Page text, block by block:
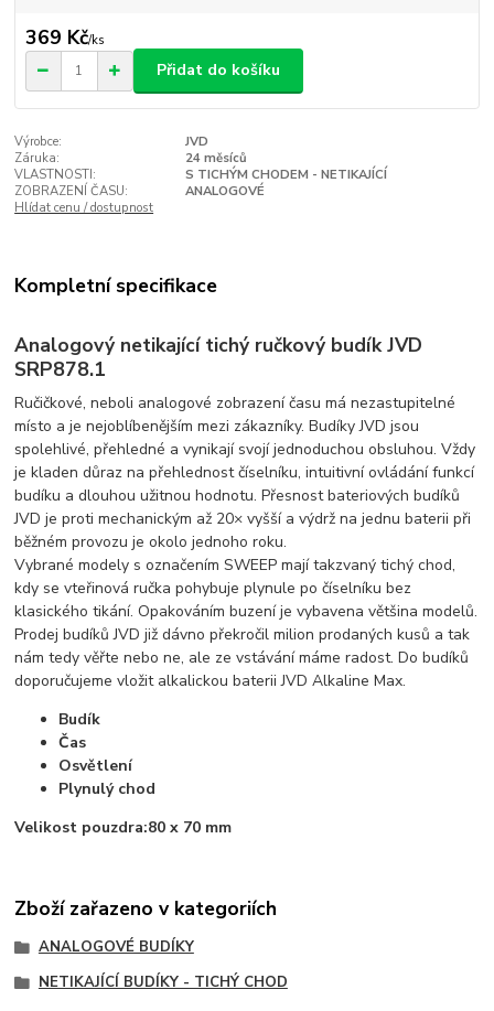
369 Kč/ks
Přidat do košíku
Výrobce:
JVD
Záruka:
24 měsíců
VLASTNOSTI:
S TICHÝM CHODEM - NETIKAJÍCÍ
ZOBRAZENÍ ČASU:
ANALOGOVÉ
Hlídat cenu / dostupnost
Kompletní specifikace
Analogový netikající tichý ručkový budík JVD
SRP878.1
Ručičkové, neboli analogové zobrazení času má nezastupitelné
místo a je nejoblíbenějším mezi zákazníky. Budíky JVD jsou
spolehlivé, přehledné a vynikají svojí jednoduchou obsluhou. Vždy
je kladen důraz na přehlednost číselníku, intuitivní ovládání funkcí
budíku a dlouhou užitnou hodnotu. Přesnost bateriových budíků
JVD je proti mechanickým až 20× vyšší a výdrž na jednu baterii při
běžném provozu je okolo jednoho roku.
Vybrané modely s označením SWEEP mají takzvaný tichý chod,
kdy se vteřinová ručka pohybuje plynule po číselníku bez
klasického tikání. Opakováním buzení je vybavena většina modelů.
Prodej budíků JVD již dávno překročil milion prodaných kusů a tak
nám tedy věřte nebo ne, ale ze vstávání máme radost. Do budíků
doporučujeme vložit alkalickou baterii JVD Alkaline Max.
Budík
Čas
Osvětlení
Plynulý chod
Velikost pouzdra:80 x 70 mm
Zboží zařazeno v kategoriích
ANALOGOVÉ BUDÍKY
NETIKAJÍCÍ BUDÍKY - TICHÝ CHOD